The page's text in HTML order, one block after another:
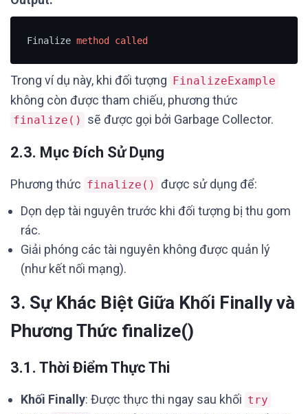
Finalize method called
Trong ví dụ này, khi đối tượng FinalizeExample
không còn được tham chiếu, phương thức
finalize() sẽ được gọi bởi Garbage Collector.
2.3. Mục Đích Sử Dụng
Phương thức finalize() được sử dụng để:
Dọn dẹp tài nguyên trước khi đối tượng bị thu gom
rác.
Giải phóng các tài nguyên không được quản lý
(như kết nối mạng).
3. Sự Khác Biệt Giữa Khối Finally và
Phương Thức finalize()
3.1. Thời Điểm Thực Thi
Khối Finally: Được thực thi ngay sau khối try